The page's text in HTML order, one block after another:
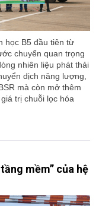
học B5 đầu tiên từ
chuyển quan trọng
nhiên liệu phát thải
dịch năng lượng,
mà còn mở thêm
trị chuỗi lọc hóa
mềm” của hệ